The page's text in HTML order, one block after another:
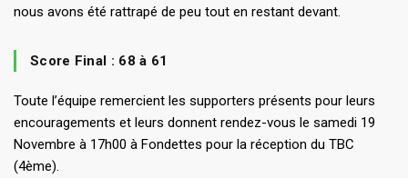
nous avons été rattrapé de peu tout en restant devant.
Score Final : 68 à 61
Toute l’équipe remercient les supporters présents pour leurs
encouragements et leurs donnent rendez-vous le samedi 19
Novembre à 17h00 à Fondettes pour la réception du TBC
(4ème).